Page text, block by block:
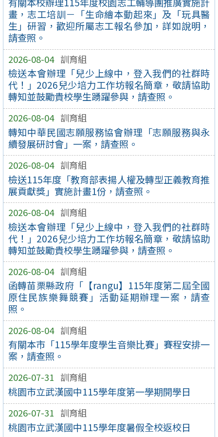
畫，志工培訓－「生命繪本動起來」及「玩具醫
生」研習，歡迎所屬志工報名參加，詳如說明，
請查照。
2026-08-04 訓育組
檢送本會辦理「兒少上線中，登入我們的社群時
代！」2026兒少培力工作坊報名簡章，敬請協助
轉知並鼓勵貴校學生踴躍參與，請查照。
2026-08-04 訓育組
轉知中華民國志願服務協會辦理「志願服務與永
續發展研討會」一案，請查照。
2026-08-04 訓育組
檢送115年度「教育部表揚人權及轉型正義教育推
展貢獻獎」實施計畫1份，請查照。
2026-08-04 訓育組
檢送本會辦理「兒少上線中，登入我們的社群時
代！」2026兒少培力工作坊報名簡章，敬請協助
轉知並鼓勵貴校學生踴躍參與，請查照。
2026-08-04 訓育組
函轉苗栗縣政府「【rangu】115年度第二屆全國
原住民族樂舞競賽」活動延期辦理一案，請查
照。
2026-08-04 訓育組
有關本市「115學年度學生音樂比賽」賽程安排一
案，請查照。
2026-07-31 訓育組
桃園市立武漢國中115學年度第一學期開學日
2026-07-31 訓育組
桃園市立武漢國中115學年度暑假全校返校日